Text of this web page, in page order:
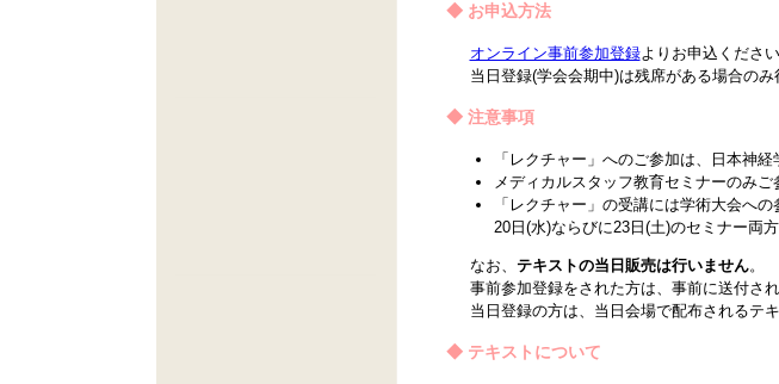
◆ お申込方法
オンライン事前参加登録よりお申込ください
当日登録(学会会期中)は残席がある場合のみ
◆ 注意事項
「レクチャー」へのご参加は、日本神
メディカルスタッフ教育セミナーのみ
「レクチャー」の受講には学術大会への
20日(水)ならびに23日(土)のセミナー両
なお、 テキストの当日販売は行いません。
事前参加登録をされた方は、事前に送付さ
当日登録の方は、当日会場で配布されるテ
◆ テキストについて